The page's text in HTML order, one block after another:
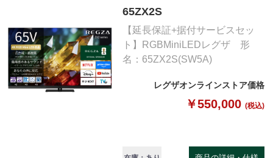
65ZX2S
【延長保証+据付サービスセッ
ト】RGBMiniLEDレグザ 形
名：65ZX2S(SW5A)
レグザオンラインストア価格
￥550,000 (税込)